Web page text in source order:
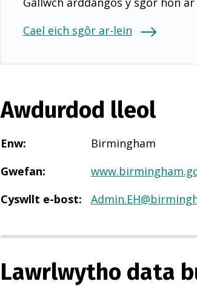
Cael eich sgôr ar-lein
Awdurdod lleol
Enw:
Birmingham
Gwefan:
Cyswllt e-bost:
Lawrlwytho data